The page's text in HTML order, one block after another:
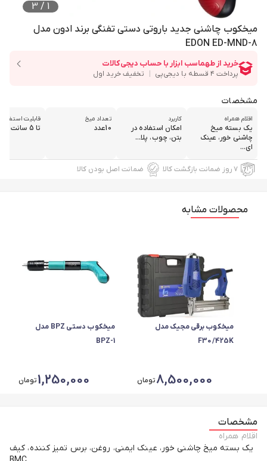
1
/
3
میخکوب چاشنی جدید باروتی دستی تفنگی برند ادون مدل
EDON ED-MND-8
مشخصات
اقلام همراه
یک بسته میخ
چاشنی خور، عینک
ای...
کاربرد
امکان استفاده در
بتن، چوب، پلا...
تعداد میخ
10عدد
قابلیت
تا 5 سانت
۷ روز ضمانت بازگشت کالا ضمانت اصل بودن کالا
محصولات مشابه
میخکوب برقی مجیک مدل
F30/425K
8,500,000تومان
میخکوب دستی BPZ مدل
BPZ-1
1,250,000تومان
مشخصات
اقلام همراه
یک بسته میخ چاشنی خور، عینک ایمنی، روغن، برس تمیز کننده، کیف